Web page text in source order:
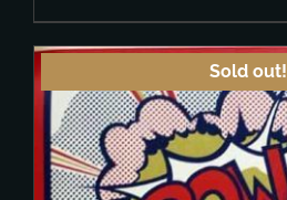
Sold out!